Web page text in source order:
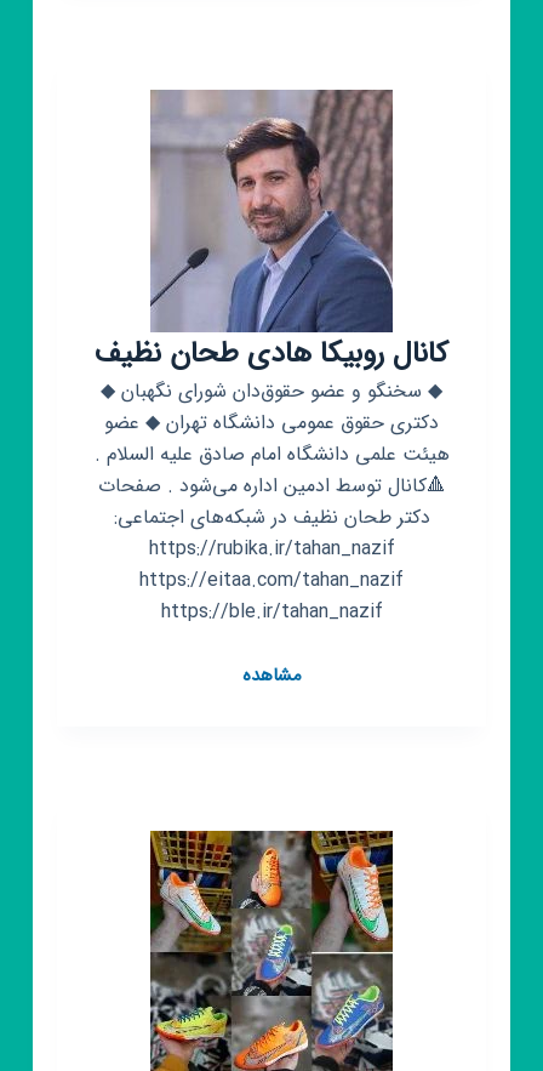
کانال روبیکا هادی طحان نظیف
◆ سخنگو و عضو حقوق‌دان شورای نگهبان ◆
دکتری حقوق عمومی دانشگاه تهران ◆ عضو
هیئت علمی دانشگاه امام صادق علیه السلام .
🔺️کانال توسط ادمین اداره می‌شود . صفحات
دکتر طحان نظیف در شبکه‌های اجتماعی:
https://rubika.ir/tahan_nazif
https://eitaa.com/tahan_nazif
https://ble.ir/tahan_nazif
مشاهدهکانال